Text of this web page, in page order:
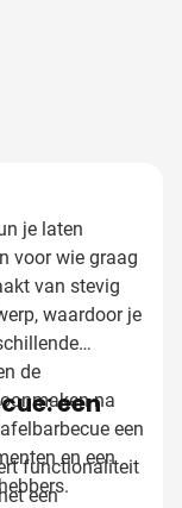
je laten
voor wie graag
van stevig
waardoor je
de
na
een
en een
een
functionaliteit
een